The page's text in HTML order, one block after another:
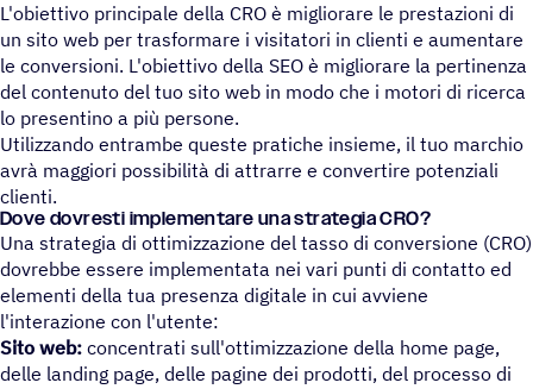
L'obiettivo principale della CRO è migliorare le prestazioni di
un sito web per trasformare i visitatori in clienti e aumentare
le conversioni. L'obiettivo della SEO è migliorare la pertinenza
del contenuto del tuo sito web in modo che i motori di ricerca
lo presentino a più persone.
Utilizzando entrambe queste pratiche insieme, il tuo marchio
avrà maggiori possibilità di attrarre e convertire potenziali
clienti.
Dove dovre­sti imple­men­tare una strategia CRO?
Una strategia di ottimizzazione del tasso di conversione (CRO)
dovrebbe essere implementata nei vari punti di contatto ed
elementi della tua presenza digitale in cui avviene
l'interazione con l'utente:
Sito web: concentrati sull'ottimizzazione della home page,
delle landing page, delle pagine dei prodotti, del processo di